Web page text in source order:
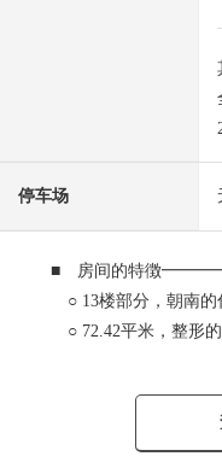
停车场
■ 房间的特徴
○ 13楼部分，朝南的
○ 72.42平米，整形
○ 瞭望客厅的柜台厨
○ 也在主卧室的WIC(
丰富的收藏